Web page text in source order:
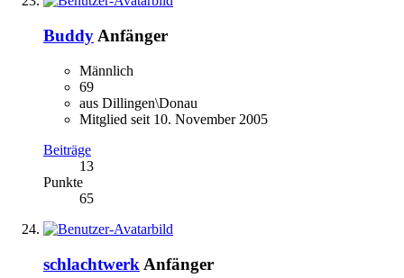
Buddy Anfänger
Männlich
69
aus Dillingen\Donau
Mitglied seit 10. November 2005
Beiträge
13
Punkte
65
schlachtwerk Anfänger